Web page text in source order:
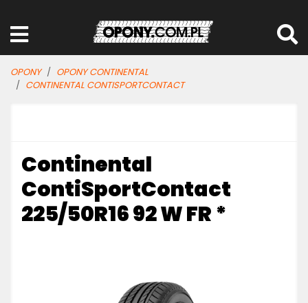
OPONY
OPONY CONTINENTAL
CONTINENTAL CONTISPORTCONTACT
Continental
ContiSportContact
225/50R16 92 W FR *